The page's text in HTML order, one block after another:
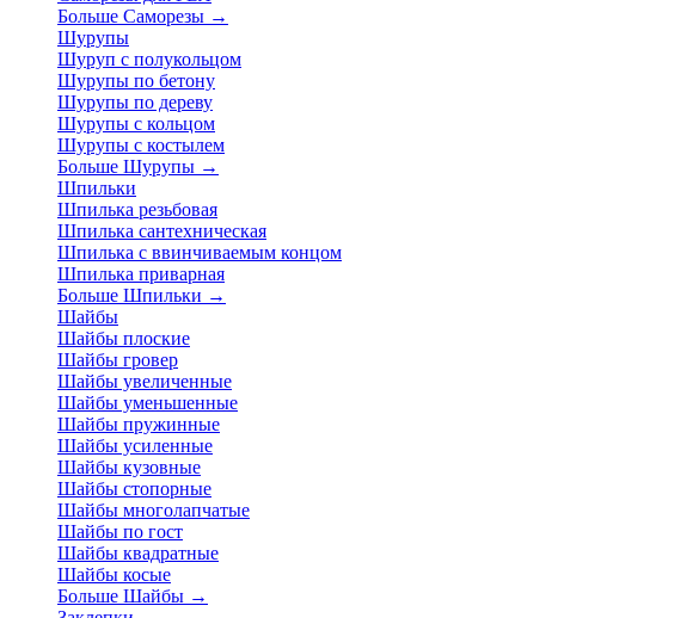
Больше Саморезы →
Шурупы
Шуруп с полукольцом
Шурупы по бетону
Шурупы по дереву
Шурупы с кольцом
Шурупы с костылем
Больше Шурупы →
Шпильки
Шпилька резьбовая
Шпилька сантехническая
Шпилька с ввинчиваемым концом
Шпилька приварная
Больше Шпильки →
Шайбы
Шайбы плоские
Шайбы гровер
Шайбы увеличенные
Шайбы уменьшенные
Шайбы пружинные
Шайбы усиленные
Шайбы кузовные
Шайбы стопорные
Шайбы многолапчатые
Шайбы по гост
Шайбы квадратные
Шайбы косые
Больше Шайбы →